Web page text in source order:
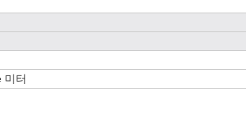
미터